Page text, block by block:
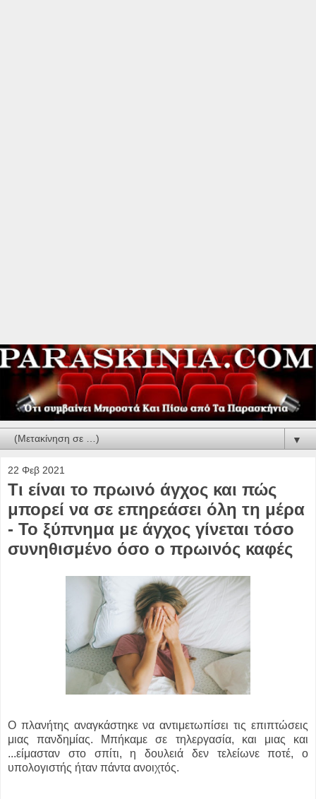
▼
22 Φεβ 2021
Tι είναι το πρωινό άγχος και πώς
μπορεί να σε επηρεάσει όλη τη μέρα
- Το ξύπνημα με άγχος γίνεται τόσο
συνηθισμένο όσο ο πρωινός καφές
Ο πλανήτης αναγκάστηκε να αντιμετωπίσει τις επιπτώσεις
μιας πανδημίας. Μπήκαμε σε τηλεργασία, και μιας και
...είμασταν στο σπίτι, η δουλειά δεν τελείωνε ποτέ, ο
υπολογιστής ήταν πάντα ανοιχτός.